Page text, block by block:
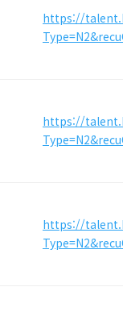
https://
https://
https://